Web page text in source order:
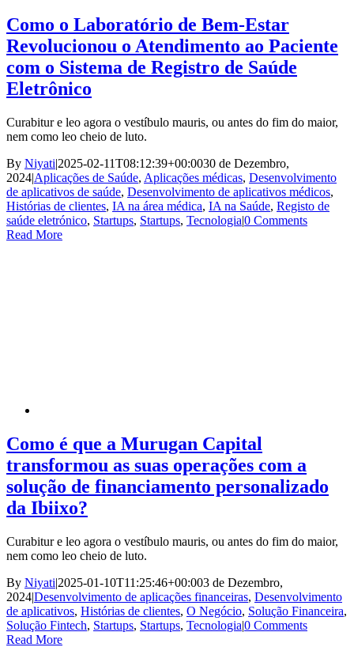
Como o Laboratório de Bem-Estar
Revolucionou o Atendimento ao Paciente
com o Sistema de Registro de Saúde
Eletrônico
Curabitur e leo agora o vestíbulo mauris, ou antes do fim do maior,
nem como leo cheio de luto.
By Niyati|2025-02-11T08:12:39+00:0030 de Dezembro,
2024|Aplicações de Saúde, Aplicações médicas, Desenvolvimento
de aplicativos de saúde, Desenvolvimento de aplicativos médicos,
Histórias de clientes, IA na área médica, IA na Saúde, Registo de
saúde eletrónico, Startups, Startups, Tecnologia|0 Comments
Read More
Como é que a Murugan Capital
transformou as suas operações com a
solução de financiamento personalizado
da Ibiixo?
Curabitur e leo agora o vestíbulo mauris, ou antes do fim do maior,
nem como leo cheio de luto.
By Niyati|2025-01-10T11:25:46+00:003 de Dezembro,
2024|Desenvolvimento de aplicações financeiras, Desenvolvimento
de aplicativos, Histórias de clientes, O Negócio, Solução Financeira,
Solução Fintech, Startups, Startups, Tecnologia|0 Comments
Read More